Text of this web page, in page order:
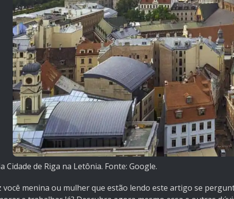
Cidade de Riga na Letônia. Fonte: Google.
você menina ou mulher que estão lendo este artigo se